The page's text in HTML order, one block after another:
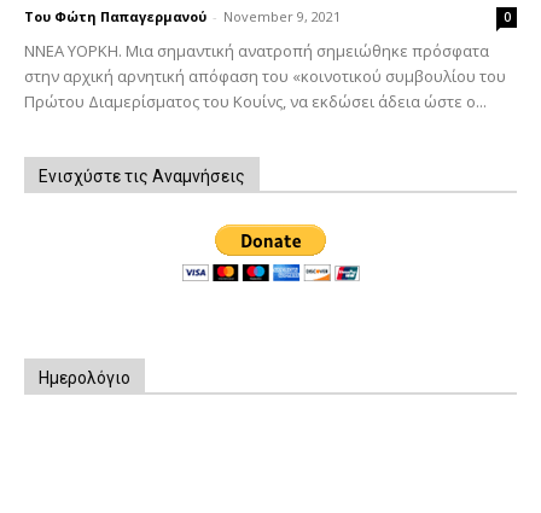
Του Φώτη Παπαγερμανού - November 9, 2021 0
ΝΝΕΑ ΥΟΡΚΗ. Μια σημαντική ανατροπή σημειώθηκε πρόσφατα
στην αρχική αρνητική απόφαση του «κοινοτικού συμβουλίου του
Πρώτου Διαμερίσματος του Κουίνς, να εκδώσει άδεια ώστε ο...
Ενισχύστε τις Αναμνήσεις
Ημερολόγιο